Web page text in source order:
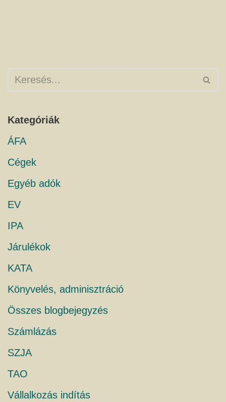
Kategóriák
ÁFA
Cégek
Egyéb adók
EV
IPA
Járulékok
KATA
Könyvelés, adminisztráció
Összes blogbejegyzés
Számlázás
SZJA
TAO
Vállalkozás indítás